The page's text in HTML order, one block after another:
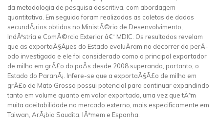
da metodologia de pesquisa descritiva, com abordagem
quantitativa. Em seguida foram realizadas as coletas de dados
secundÃ¡rios obtidos no MinistÃ©rio de Desenvolvimento,
IndÃºstria e ComÃ©rcio Exterior â€“ MDIC. Os resultados revelam
que as exportaÃ§Ãµes do Estado evoluÃ­ram no decorrer do perÃ­
odo investigado e ele foi considerado como o principal exportador
de milho em grÃ£o do paÃ­s desde 2008 superando, portanto, o
Estado do ParanÃ¡. Infere-se que a exportaÃ§Ã£o de milho em
grÃ£o de Mato Grosso possui potencial para continuar expandindo
tanto em volume quanto em valor exportado, uma vez que tÃªm
muita aceitabilidade no mercado externo, mais especificamente em
Taiwan, ArÃ¡bia Saudita, IÃªmem e Espanha.